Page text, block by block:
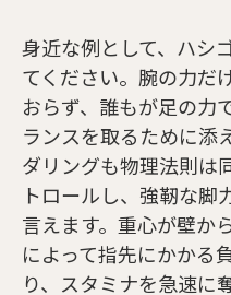
身近な例として、ハシ
てください。腕の力だ
おらず、誰もが足の力
ランスを取るために添
ダリングも物理法則は
トロールし、強靭な脚
言えます。重心が壁か
によって指先にかかる
り、スタミナを急速に